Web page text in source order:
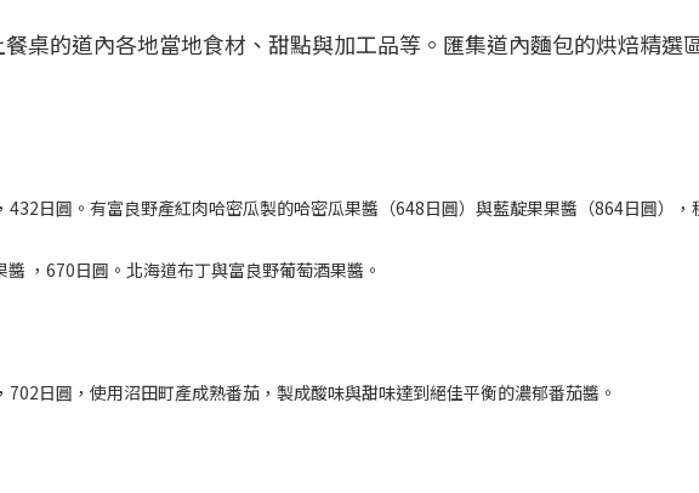
桌的道內各地當地食材、甜點與加工品等。匯集道內麵包的烘焙精選
日圓。有富良野產紅肉哈密瓜製的哈密瓜果醬（648日圓）與藍靛果果醬（864日圓），
醬 ，670日圓。北海道布丁與富良野葡萄酒果醬。
日圓，使用沼田町產成熟番茄，製成酸味與甜味達到絕佳平衡的濃郁番茄醬。